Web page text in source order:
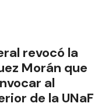
revocó la
Morán que
al
de la UNaF